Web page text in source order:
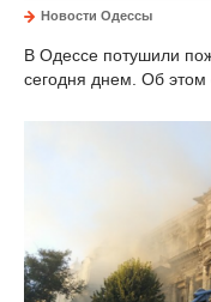
Новости Одессы
В Одессе потушили
сегодня днем. Об этом